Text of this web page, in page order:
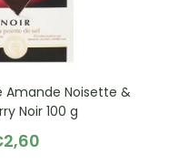
Amande Noisette &
Noir 100 g
2,60